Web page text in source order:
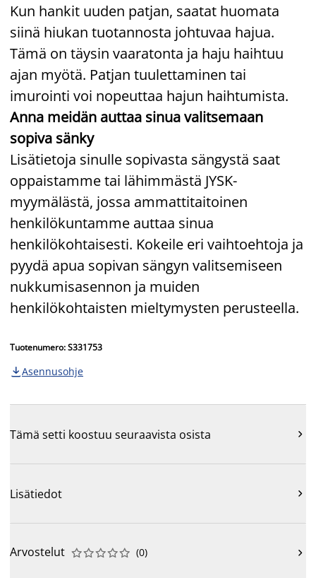
Kun hankit uuden patjan, saatat huomata
siinä hiukan tuotannosta johtuvaa hajua.
Tämä on täysin vaaratonta ja haju haihtuu
ajan myötä. Patjan tuulettaminen tai
imurointi voi nopeuttaa hajun haihtumista.
Anna meidän auttaa sinua valitsemaan
sopiva sänky
Lisätietoja sinulle sopivasta sängystä saat
oppaistamme tai lähimmästä JYSK-
myymälästä, jossa ammattitaitoinen
henkilökuntamme auttaa sinua
henkilökohtaisesti. Kokeile eri vaihtoehtoja ja
pyydä apua sopivan sängyn valitsemiseen
nukkumisasennon ja muiden
henkilökohtaisten mieltymysten perusteella.
Tuotenumero: S331753
 Asennusohje
Tämä setti koostuu seuraavista osista 
Lisätiedot 
Arvostelut 




 (0) 